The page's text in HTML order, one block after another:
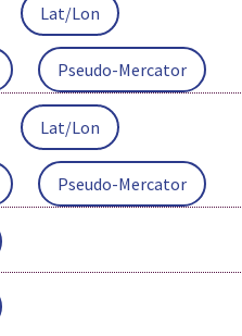
Lat/Lon
Pseudo-Mercator
Lat/Lon
Pseudo-Mercator